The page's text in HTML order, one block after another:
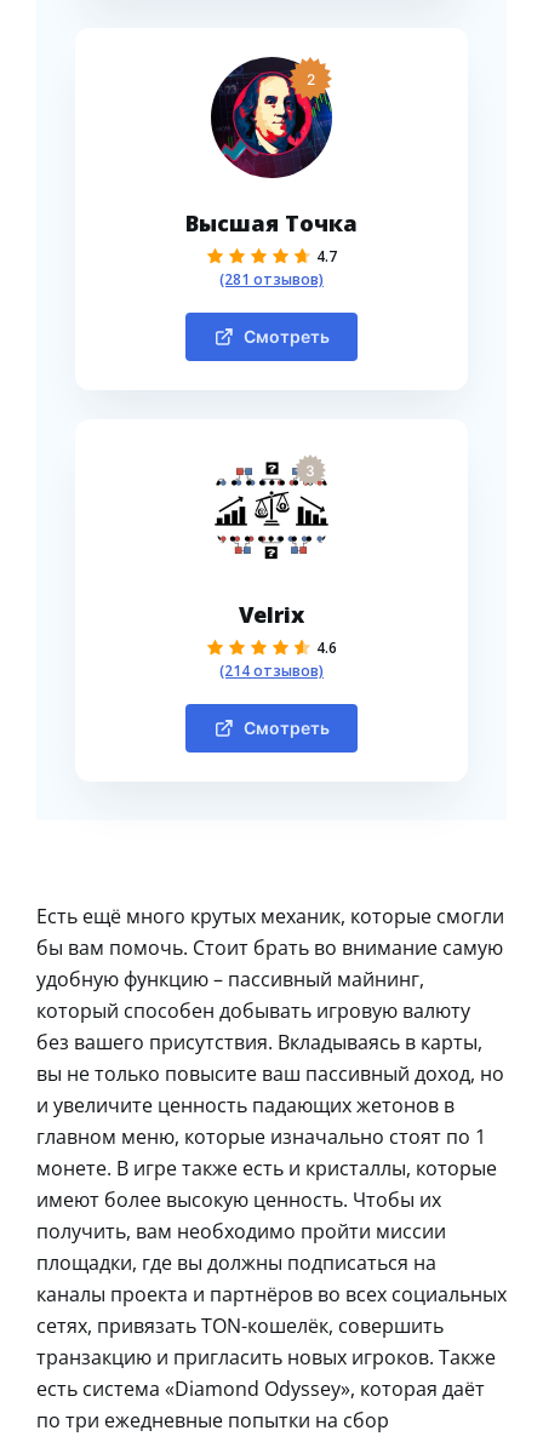
2
Высшая Точка
4.7
(281 отзывов)
Смотреть
3
Velrix
4.6
(214 отзывов)
Смотреть
Есть ещё много крутых механик, которые смогли
бы вам помочь. Стоит брать во внимание самую
удобную функцию – пассивный майнинг,
который способен добывать игровую валюту
без вашего присутствия. Вкладываясь в карты,
вы не только повысите ваш пассивный доход, но
и увеличите ценность падающих жетонов в
главном меню, которые изначально стоят по 1
монете. В игре также есть и кристаллы, которые
имеют более высокую ценность. Чтобы их
получить, вам необходимо пройти миссии
площадки, где вы должны подписаться на
каналы проекта и партнёров во всех социальных
сетях, привязать TON-кошелёк, совершить
транзакцию и пригласить новых игроков. Также
есть система «Diamond Odyssey», которая даёт
по три ежедневные попытки на сбор